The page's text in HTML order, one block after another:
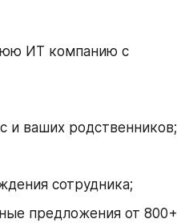
ИТ компанию с
и ваших родственников;
сотрудника;
предложения от 800+